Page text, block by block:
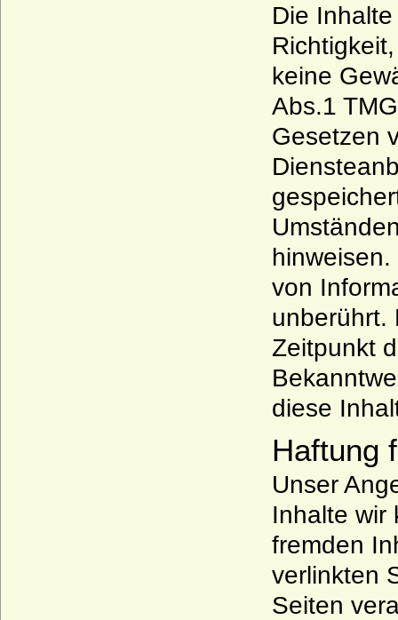
Die
keine
Abs.1
Gesetzen
von
unberührt.
Zeitpunkt
diese
Haftung
Unser
Inhalte wir
fremden
verlinkten
Seiten